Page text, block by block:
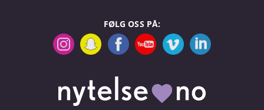
FØLG OSS PÅ: